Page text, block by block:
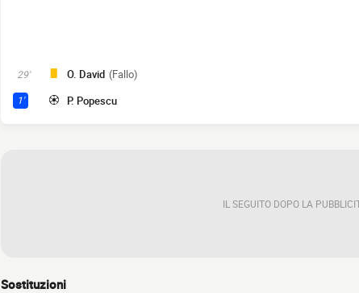
29' O. David (Fallo)
1' P. Popescu
IL SEGUITO DOPO LA
Sostituzioni